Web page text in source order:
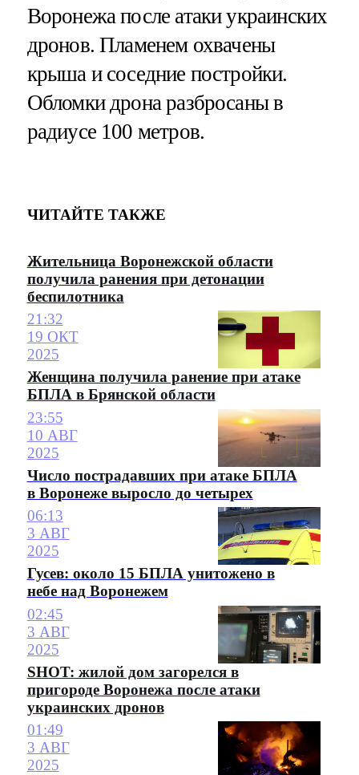
Воронежа после атаки украинских
дронов. Пламенем охвачены
крыша и соседние постройки.
Обломки дрона разбросаны в
радиусе 100 метров.
ЧИТАЙТЕ ТАКЖЕ
Жительница Воронежской области
получила ранения при детонации
беспилотника
21:32
19 ОКТ
2025
Женщина получила ранение при атаке
БПЛА в Брянской области
23:55
10 АВГ
2025
Число пострадавших при атаке БПЛА
в Воронеже выросло до четырех
06:13
3 АВГ
2025
Гусев: около 15 БПЛА унитожено в
небе над Воронежем
02:45
3 АВГ
2025
SHOT: жилой дом загорелся в
пригороде Воронежа после атаки
украинских дронов
01:49
3 АВГ
2025